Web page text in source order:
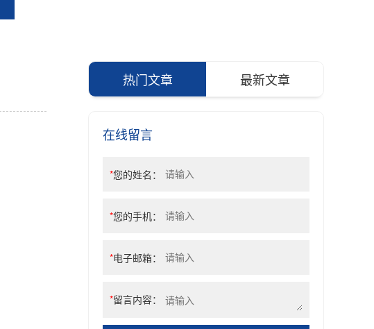
热门文章 最新文章
在线留言
*您的姓名：
*您的手机：
*电子邮箱：
*留言内容：